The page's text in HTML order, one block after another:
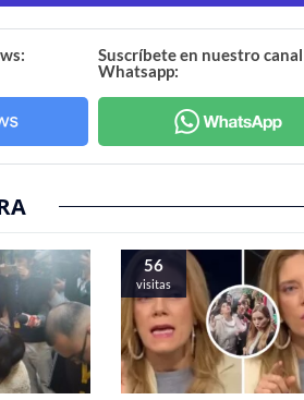
Suscríbete en nuestro
Whatsapp:
56
visitas